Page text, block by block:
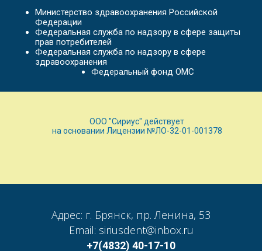
Министерство здравоохранения Российской
Федерации
Федеральная служба по надзору в сфере защиты
прав потребителей
Федеральная служба по надзору в сфере
здравоохранения
Федеральный фонд ОМС
ООО "Сириус" действует
на основании Лицензии №ЛО-32-01-001378
Адрес: г. Брянск, пр. Ленина, 53
Email: siriusdent@inbox.ru
+7(4832) 40-17-10